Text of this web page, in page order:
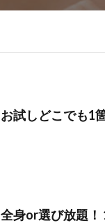
お試しどこでも1
全身or選び放題！